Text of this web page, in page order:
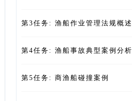
第3任务: 渔船作业管理法规概述
第4任务: 渔船事故典型案例分析
第5任务: 商渔船碰撞案例